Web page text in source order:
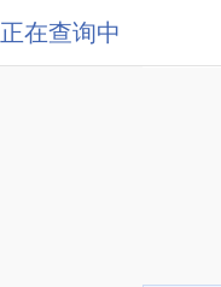
正在查询中